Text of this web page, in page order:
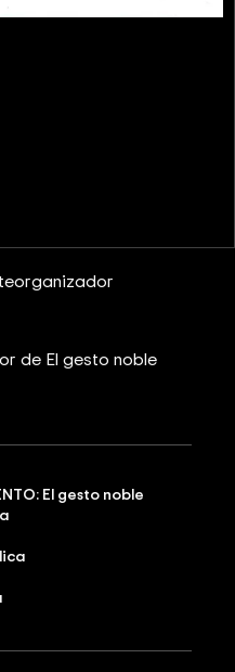
de El gesto noble
El gesto noble